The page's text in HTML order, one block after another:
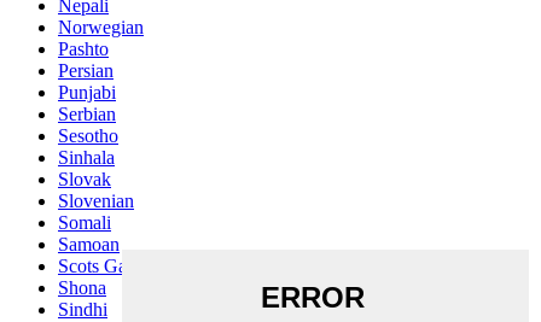
Nepali
Norwegian
Pashto
Persian
Punjabi
Serbian
Sesotho
Sinhala
Slovak
Slovenian
Somali
Samoan
Scots Gaelic
Shona
Sindhi